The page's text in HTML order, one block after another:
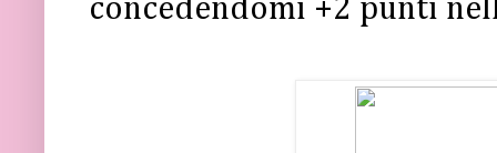
concedendomi +2 punti